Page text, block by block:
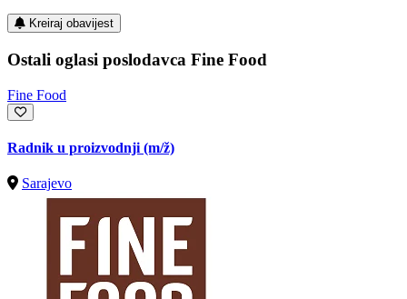
Kreiraj obavijest
Ostali oglasi poslodavca Fine Food
Fine Food
Radnik u proizvodnji (m/ž)
Sarajevo